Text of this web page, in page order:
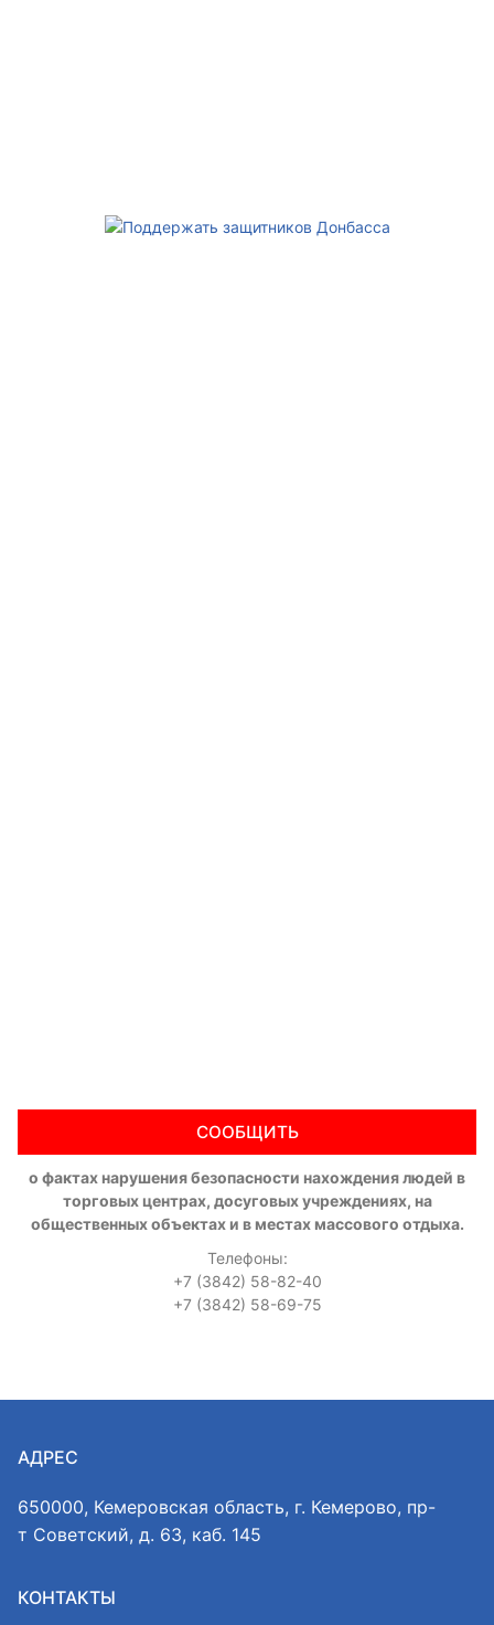
СООБЩИТЬ
о фактах нарушения безопасности нахождения людей в
торговых центрах, досуговых учреждениях, на
общественных объектах и в местах массового отдыха.
Телефоны:
+7 (3842) 58-82-40
+7 (3842) 58-69-75
АДРЕС
650000, Кемеровская область, г. Кемерово, пр-
т Советский, д. 63, каб. 145
КОНТАКТЫ